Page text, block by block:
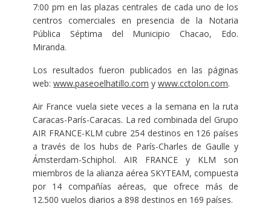
7:00 pm en las plazas centrales de cada uno de los
centros comerciales en presencia de la Notaria
Pública Séptima del Municipio Chacao, Edo.
Miranda.
Los resultados fueron publicados en las páginas
web: www.paseoelhatillo.com y www.cctolon.com.
Air France vuela siete veces a la semana en la ruta
Caracas-París-Caracas. La red combinada del Grupo
AIR FRANCE-KLM cubre 254 destinos en 126 países
a través de los hubs de París-Charles de Gaulle y
Ámsterdam-Schiphol. AIR FRANCE y KLM son
miembros de la alianza aérea SKYTEAM, compuesta
por 14 compañías aéreas, que ofrece más de
12.500 vuelos diarios a 898 destinos en 169 países.